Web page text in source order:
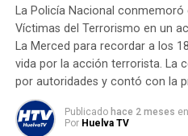
La Policía Nacional conmemoró
Víctimas del Terrorismo en un
La Merced para recordar a los
vida por la acción terrorista. La
por autoridades y contó con la
Publicado hace 2 meses en
Por Huelva TV